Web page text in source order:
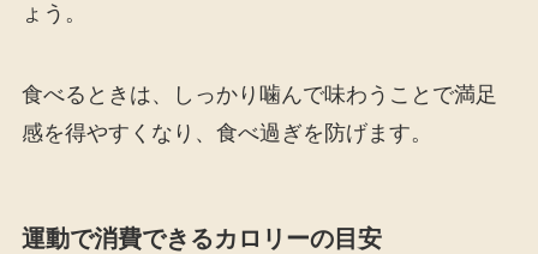
ょう。
食べるときは、しっかり噛んで味わうことで満足
感を得やすくなり、食べ過ぎを防げます。
運動で消費できるカロリーの目安